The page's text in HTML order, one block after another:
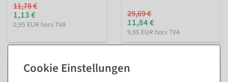
11,78 €
1,13 €
0,95 EUR hors TVA
29,69 €
11,84 €
9,95 EUR hors TVA
%